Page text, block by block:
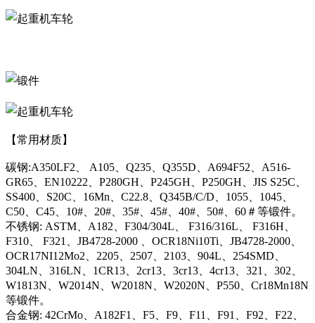
【常用材质】
碳钢:A350LF2、 A105、Q235、Q355D、A694F52、A516-
GR65、EN10222、P280GH、P245GH、P250GH、JIS S25C、
SS400、S20C、16Mn、C22.8、Q345B/C/D、1055、1045、
C50、C45、10#、20#、35#、45#、40#、50#、60＃等锻件。
不锈钢: ASTM、A182、F304/304L、 F316/316L、 F316H、
F310、 F321、JB4728-2000 、OCR18Ni10Ti、JB4728-2000、
OCR17NI12Mo2、2205、2507、2103、904L、254SMD、
304LN、316LN、1CR13、2cr13、3cr13、4cr13、321、302、
W1813N、W2014N、W2018N、W2020N、P550、Cr18Mn18N
等锻件。
合金钢: 42CrMo、A182F1、F5、F9、F11、F91、F92、F22、